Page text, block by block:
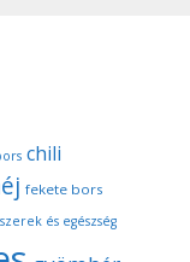
chili
fekete bors
és egészség